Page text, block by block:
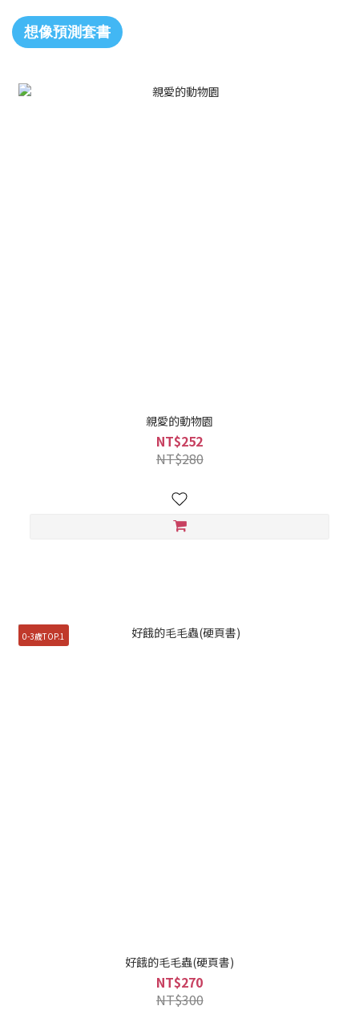
想像預測套書
親愛的動物園
NT$252
NT$280
0-3歲TOP.1
好餓的毛毛蟲(硬頁書)
NT$270
NT$300